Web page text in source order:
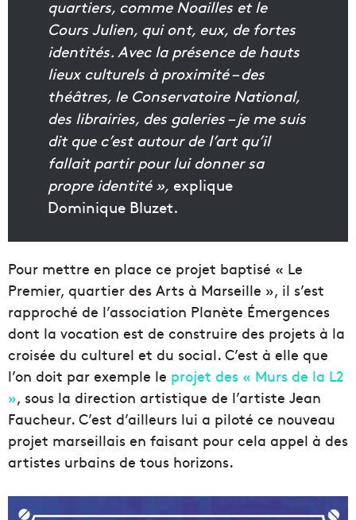
quartiers, comme Noailles et le
Cours Julien, qui ont, eux, de fortes
identités. Avec la présence de hauts
lieux culturels à proximité – des
théâtres, le Conservatoire National,
des librairies, des galeries – je me suis
dit que c’est autour de l’art qu’il
fallait partir pour lui donner sa
propre identité », explique
Dominique Bluzet.
Pour mettre en place ce projet baptisé « Le
Premier, quartier des Arts à Marseille », il s’est
rapproché de l’association Planète Émergences
dont la vocation est de construire des projets à la
croisée du culturel et du social. C’est à elle que
l’on doit par exemple le projet des « Murs de la L2
», sous la direction artistique de l’artiste Jean
Faucheur. C’est d’ailleurs lui a piloté ce nouveau
projet marseillais en faisant pour cela appel à des
artistes urbains de tous horizons.